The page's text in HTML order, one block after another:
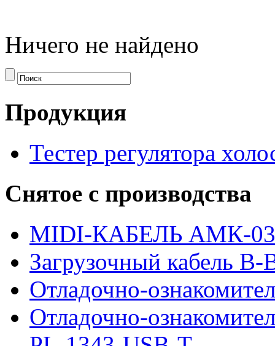
Ничего не найдено
Продукция
Тестер регулятора
Снятое с производства
MIDI-КАБЕЛЬ АМК-03
Загрузочный кабель B-
Отладочно-
Отладочно-